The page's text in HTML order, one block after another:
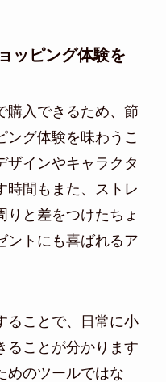
ッピング体験を
購入できるため、節
ング体験を味わうこ
ザインやキャラクタ
時間もまた、ストレ
りと差をつけたちょ
ントにも喜ばれるア
ることで、日常に小
ることが分かります
めのツールではな